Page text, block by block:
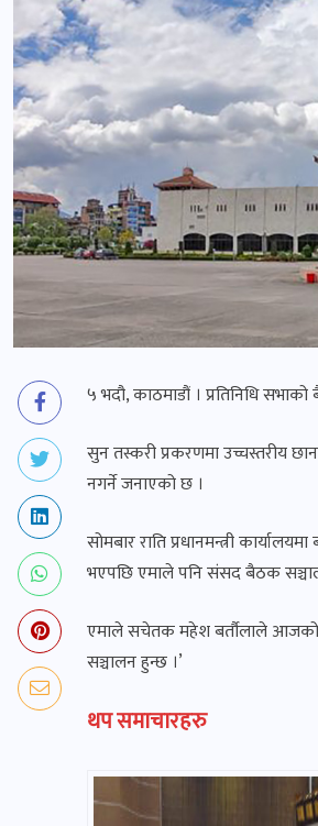
५ भदौ, काठमाडौं । प्रतिनिधि
सुन तस्करी प्रकरणमा उच्चस्तरीय
नगर्ने जनाएको छ ।
सोमबार राति प्रधानमन्त्री
भएपछि एमाले पनि संसद बैठक
एमाले सचेतक महेश बर्तौलाले आजको
सञ्चालन हुन्छ ।’
थप समाचारहरु